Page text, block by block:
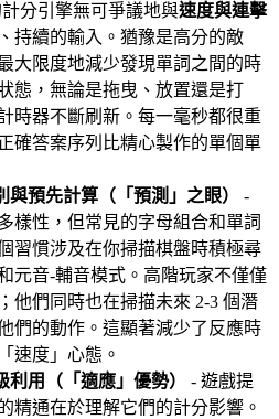
分引擎無可爭議地與速度與連擊
持續的輸入。猶豫是高分的敵
大限度地減少發現單詞之間的時
態，無論是拖曳、放置還是打
時器不斷刷新。每一毫秒都很重
確答案序列比精心製作的單個單
預先計算（「預測」之眼）
-
樣性，但常見的字母組合和單詞
習慣涉及在你掃描棋盤時積極尋
元音-輔音模式。高階玩家不僅僅
他們同時也在掃描未來 2-3 個潛
們的動作。這顯著減少了反應時
速度」心態。
用（「適應」優勢）
- 遊戲提
精通在於理解它們的計分影響。